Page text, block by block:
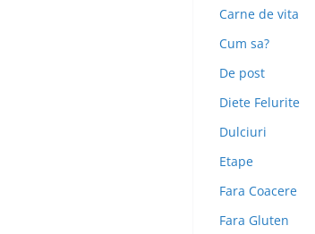
Carne de vita
Cum sa?
De post
Diete Felurite
Dulciuri
Etape
Fara Coacere
Fara Gluten